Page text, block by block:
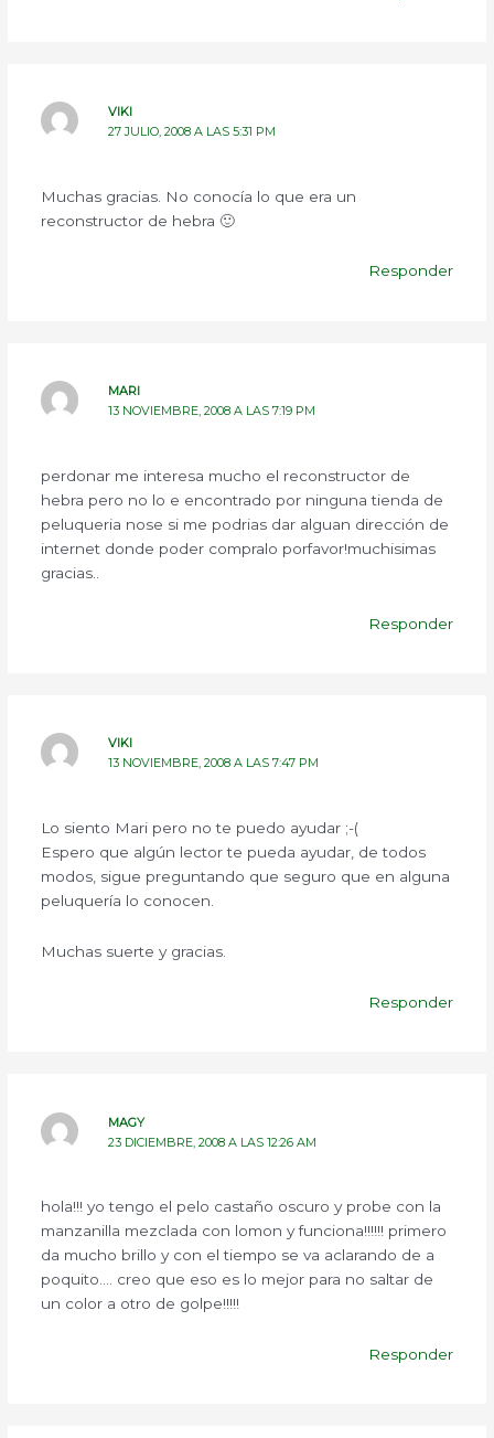
VIKI
27 JULIO, 2008 A LAS 5:31 PM
Muchas gracias. No conocía lo que era un
reconstructor de hebra 🙂
Responder
MARI
13 NOVIEMBRE, 2008 A LAS 7:19 PM
perdonar me interesa mucho el reconstructor de
hebra pero no lo e encontrado por ninguna tienda de
peluqueria nose si me podrias dar alguan dirección de
internet donde poder compralo porfavor!muchisimas
gracias..
Responder
VIKI
13 NOVIEMBRE, 2008 A LAS 7:47 PM
Lo siento Mari pero no te puedo ayudar ;-(
Espero que algún lector te pueda ayudar, de todos
modos, sigue preguntando que seguro que en alguna
peluquería lo conocen.
Muchas suerte y gracias.
Responder
MAGY
23 DICIEMBRE, 2008 A LAS 12:26 AM
hola!!! yo tengo el pelo castaño oscuro y probe con la
manzanilla mezclada con lomon y funciona!!!!!! primero
da mucho brillo y con el tiempo se va aclarando de a
poquito…. creo que eso es lo mejor para no saltar de
un color a otro de golpe!!!!!
Responder